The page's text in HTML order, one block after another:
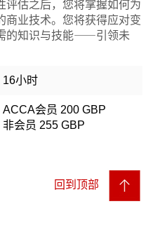
评估之后，您将掌握如何为
商业技术。您将获得应对变
的知识与技能⸺引领未
16小时
ACCA会员 200 GBP
非会员 255 GBP
回到顶部